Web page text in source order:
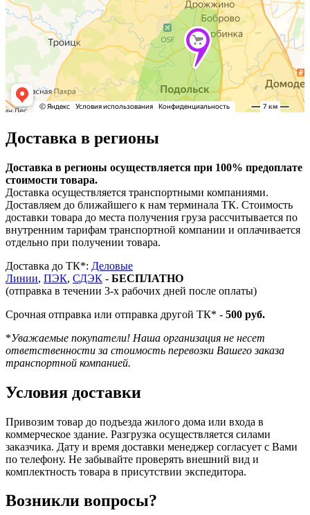
Доставка в регионы
Доставка в регионы осуществляется при 100% предоплате
стоимости товара.
Доставка осуществляется транспортными компаниями.
Доставляем до ближайшего к нам терминала ТК. Стоимость
доставки товара до места получения груза рассчитывается по
внутренним тарифам транспортной компании и оплачивается
отдельно при получении товара.
Доставка до ТК*: Деловые
Линии, ПЭК, СДЭК - БЕСПЛАТНО
(отправка в течении 3-х рабочих дней после оплаты)
Срочная отправка или отправка другой ТК* - 500 руб.
*Уважаемые покупатели! Наша организация не несет
ответственности за стоимость перевозки Вашего заказа
транспортной компанией.
Условия доставки
Привозим товар до подъезда жилого дома или входа в
коммерческое здание. Разгрузка осуществляется силами
заказчика. Дату и время доставки менеджер согласует с Вами
по телефону. Не забывайте проверять внешний вид и
комплектность товара в присутствии экспедитора.
Возникли вопросы?